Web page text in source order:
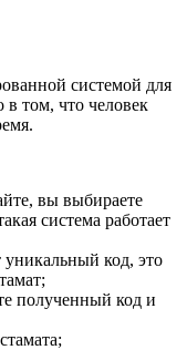
системой для
в том, что человек
вы выбираете
система работает
код, это
полученный код и